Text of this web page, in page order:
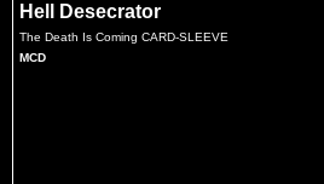
Hell Desecrator
The Death Is Coming CARD-SLEEVE
MCD